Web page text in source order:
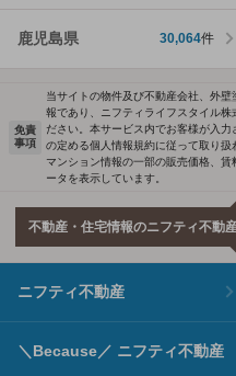
鹿児島県 30,064件
免責
事項
当サイトの物件及び不動産会社、外
報であり、ニフティライフスタイル
ださい。本サービス内でお客様が入
の定める個人情報規約に従って取り扱
マンション情報の一部の販売価格、
ータを表示しています。
不動産・住宅情報のニフティ不動
ニフティ不動産
＼Because／ ニフティ不動産